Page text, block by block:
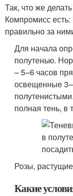
Так, что же
Компромисс
правильно за
Для начала
полутенью.
– 5–6 часов
освещенные
полная тень, в
Розы,
Какие